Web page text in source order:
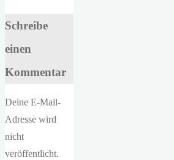
Schreibe
einen
Kommentar
Deine E-Mail-
Adresse wird
nicht
veröffentlicht.